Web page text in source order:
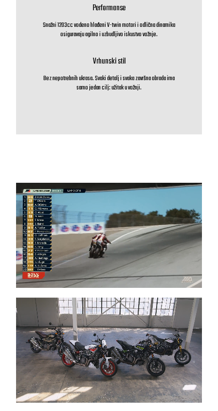
Performanse
Snažni 1203cc vodeno hlađeni V-twin motori i odlična dinamika
osiguravaju agilno i uzbudljivo iskustvo vožnje.
Vrhunski stil
Bez nepotrebnih ukrasa. Svaki detalj i svaka završna obrada ima
samo jedan cilj: užitak u vožnji.